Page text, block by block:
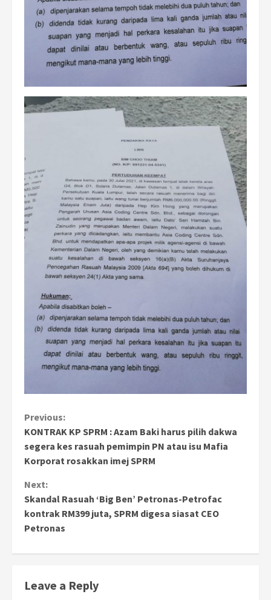
Continue
Reading
Previous:
KONTRAK KP SPRM : Azam Baki harus pilih dakwa
segera kes rasuah pemimpin PN atau isu Mafia
Korporat rosakkan imej SPRM
Next:
Skandal Rasuah ‘Big Ben’ Petronas-Petrofac
kontrak RM399 juta, SPRM digesa siasat CEO
Petronas
Leave a Reply